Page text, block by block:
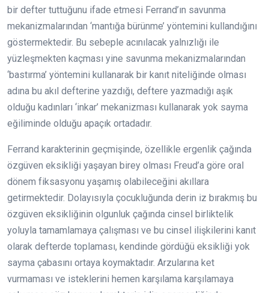
bir defter tuttuğunu ifade etmesi Ferrand’ın savunma
mekanizmalarından ‘mantığa bürünme’ yöntemini kullandığını
göstermektedir. Bu sebeple acınılacak yalnızlığı ile
yüzleşmekten kaçması yine savunma mekanizmalarından
‘bastırma’ yöntemini kullanarak bir kanıt niteliğinde olması
adına bu akıl defterine yazdığı, deftere yazmadığı aşık
olduğu kadınları ‘inkar’ mekanizması kullanarak yok sayma
eğiliminde olduğu apaçık ortadadır.
Ferrand karakterinin geçmişinde, özellikle ergenlik çağında
özgüven eksikliği yaşayan birey olması Freud’a göre oral
dönem fiksasyonu yaşamış olabileceğini akıllara
getirmektedir. Dolayısıyla çocukluğunda derin iz bırakmış bu
özgüven eksikliğinin olgunluk çağında cinsel birliktelik
yoluyla tamamlamaya çalışması ve bu cinsel ilişkilerini kanıt
olarak defterde toplaması, kendinde gördüğü eksikliği yok
sayma çabasını ortaya koymaktadır. Arzularına ket
vurmaması ve isteklerini hemen karşılama karşılamaya